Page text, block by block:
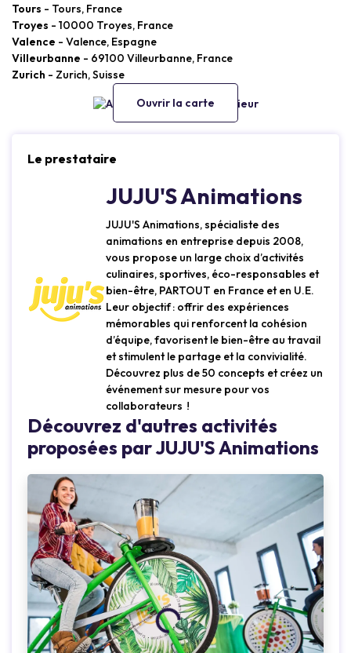
Tours - Tours, France
Troyes - 10000 Troyes, France
Valence - Valence, Espagne
Villeurbanne - 69100 Villeurbanne, France
Zurich - Zurich, Suisse
Ouvrir la carte
Le prestataire
JUJU'S Animations
JUJU'S Animations, spécialiste des
animations en entreprise depuis 2008,
vous propose un large choix d’activités
culinaires, sportives, éco-responsables et
bien-être, PARTOUT en France et en U.E.
Leur objectif : offrir des expériences
mémorables qui renforcent la cohésion
d’équipe, favorisent le bien-être au travail
et stimulent le partage et la convivialité.
Découvrez plus de 50 concepts et créez un
événement sur mesure pour vos
collaborateurs !
Découvrez d'autres activités
proposées par JUJU'S Animations
Loading...